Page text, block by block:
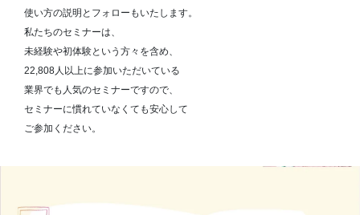
使い方の説明とフォローもいたします。
私たちのセミナーは、
未経験や初体験という方々を含め、
22,808人以上に参加いただいている
業界でも人気のセミナーですので、
セミナーに慣れていなくても安心して
ご参加ください。